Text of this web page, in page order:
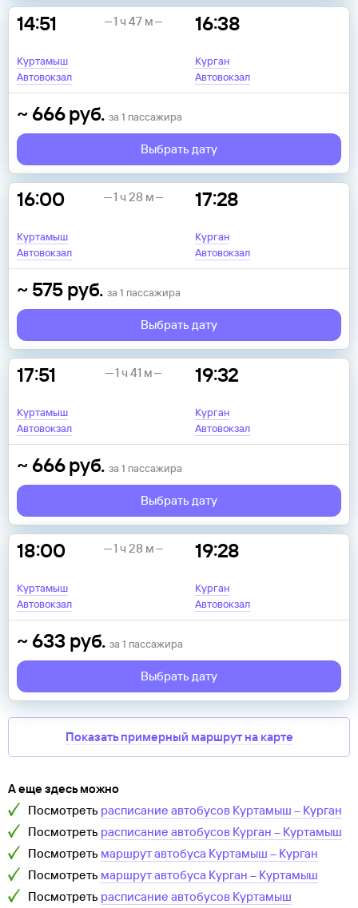
14:51
Куртамыш
Автовокзал
16:38
Курган
Автовокзал
1 ч 47 м
~ 666 руб. за 1 пассажира
Выбрать дату
16:00
Куртамыш
Автовокзал
17:28
Курган
Автовокзал
1 ч 28 м
~ 575 руб. за 1 пассажира
Выбрать дату
17:51
Куртамыш
Автовокзал
19:32
Курган
Автовокзал
1 ч 41 м
~ 666 руб. за 1 пассажира
Выбрать дату
18:00
Куртамыш
Автовокзал
19:28
Курган
Автовокзал
1 ч 28 м
~ 633 руб. за 1 пассажира
Выбрать дату
Показать примерный маршрут на карте
А еще здесь можно
Посмотреть расписание автобусов Куртамыш – Курган
Посмотреть расписание автобусов Курган – Куртамыш
Посмотреть маршрут автобуса Куртамыш – Курган
Посмотреть маршрут автобуса Курган – Куртамыш
Посмотреть расписание автобусов Куртамыш